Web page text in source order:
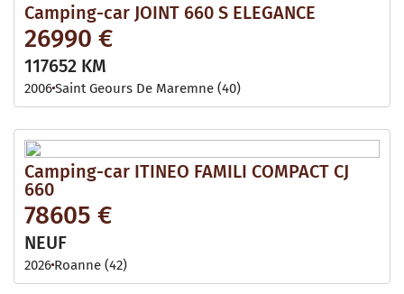
Camping-car JOINT 660 S ELEGANCE
26990 €
117652 KM
2006Saint Geours De Maremne (40)
Camping-car ITINEO FAMILI COMPACT CJ
660
78605 €
NEUF
2026 Roanne (42)